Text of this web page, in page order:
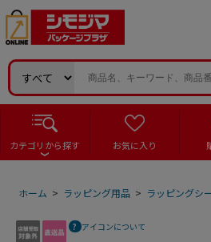
カテゴリから探す お気に入り
ホーム > ラッピング用品 > ラッピングシ
アイコンについて